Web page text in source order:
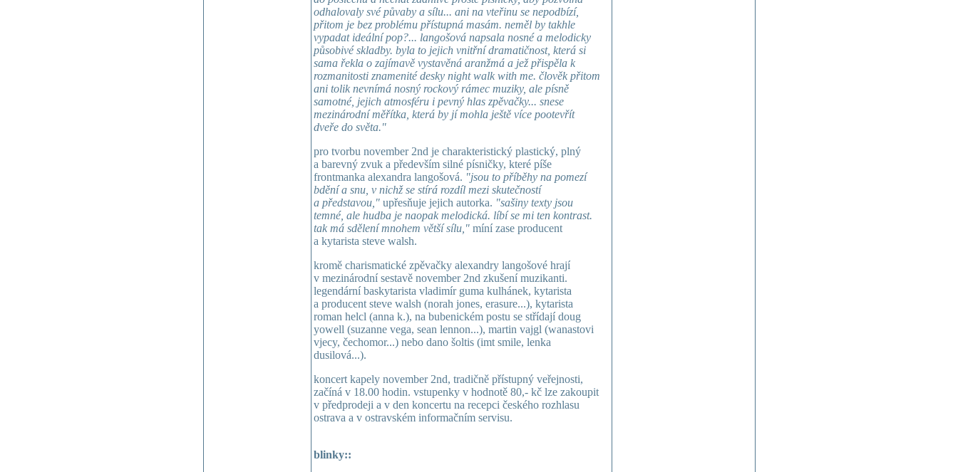
odhalovaly své půvaby a sílu... ani na vteřinu se nepodbízí,
přitom je bez problému přístupná masám. neměl by takhle
vypadat ideální pop?... langošová napsala nosné a melodicky
působivé skladby. byla to jejich vnitřní dramatičnost, která si
sama řekla o zajímavě vystavěná aranžmá a jež přispěla k
rozmanitosti znamenité desky night walk with me. člověk přitom
ani tolik nevnímá nosný rockový rámec muziky, ale písně
samotné, jejich atmosféru i pevný hlas zpěvačky... snese
mezinárodní měřítka, která by jí mohla ještě více pootevřít
dveře do světa."
pro tvorbu november 2nd je charakteristický plastický, plný
a barevný zvuk a především silné písničky, které píše
frontmanka alexandra langošová. "jsou to příběhy na pomezí
bdění a snu, v nichž se stírá rozdíl mezi skutečností
a představou,"upřesňuje jejich autorka. "sašiny texty jsou
temné, ale hudba je naopak melodická. líbí se mi ten kontrast.
tak má sdělení mnohem větší sílu,"míní zase producent
a kytarista steve walsh.
kromě charismatické zpěvačky alexandry langošové hrají
v mezinárodní sestavě november 2nd zkušení muzikanti.
legendární baskytarista vladimír guma kulhánek, kytarista
a producent steve walsh (norah jones, erasure...), kytarista
roman helcl (anna k.), na bubenickém postu se střídají doug
yowell (suzanne vega, sean lennon...), martin vajgl (wanastovi
vjecy, čechomor...) nebo dano šoltis (imt smile, lenka
dusilová...).
koncert kapely november 2nd, tradičně přístupný veřejnosti,
začíná v 18.00 hodin. vstupenky v hodnotě 80,- kč lze zakoupit
v předprodeji a v den koncertu na recepci českého rozhlasu
ostrava a v ostravském informačním servisu.
blinky::